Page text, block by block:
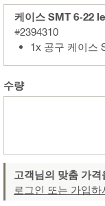
케이스 SMT 6-22
#2394310
1x 공구 케이스
수량
고객님의 맞춤 가
로그인 또는 가입하